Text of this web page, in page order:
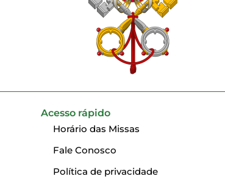
Acesso rápido
Horário das Missas
Fale Conosco
Política de privacidade